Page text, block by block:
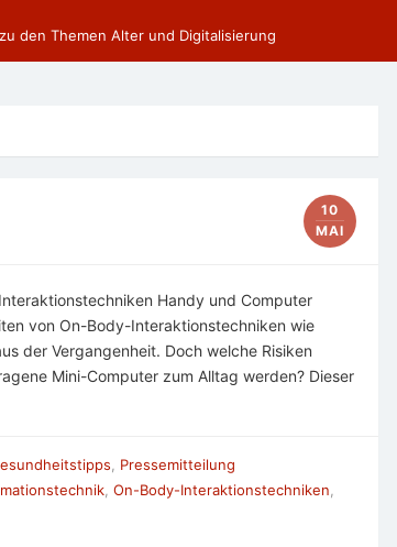
den Themen Alter und Digitalisierung
10
MAI
Handy und Computer
von On-Body-Interaktionstechniken wie
der Vergangenheit. Doch welche Risiken
Mini-Computer zum Alltag werden? Dieser
Pressemitteilung
, On-Body-Interaktionstechniken,